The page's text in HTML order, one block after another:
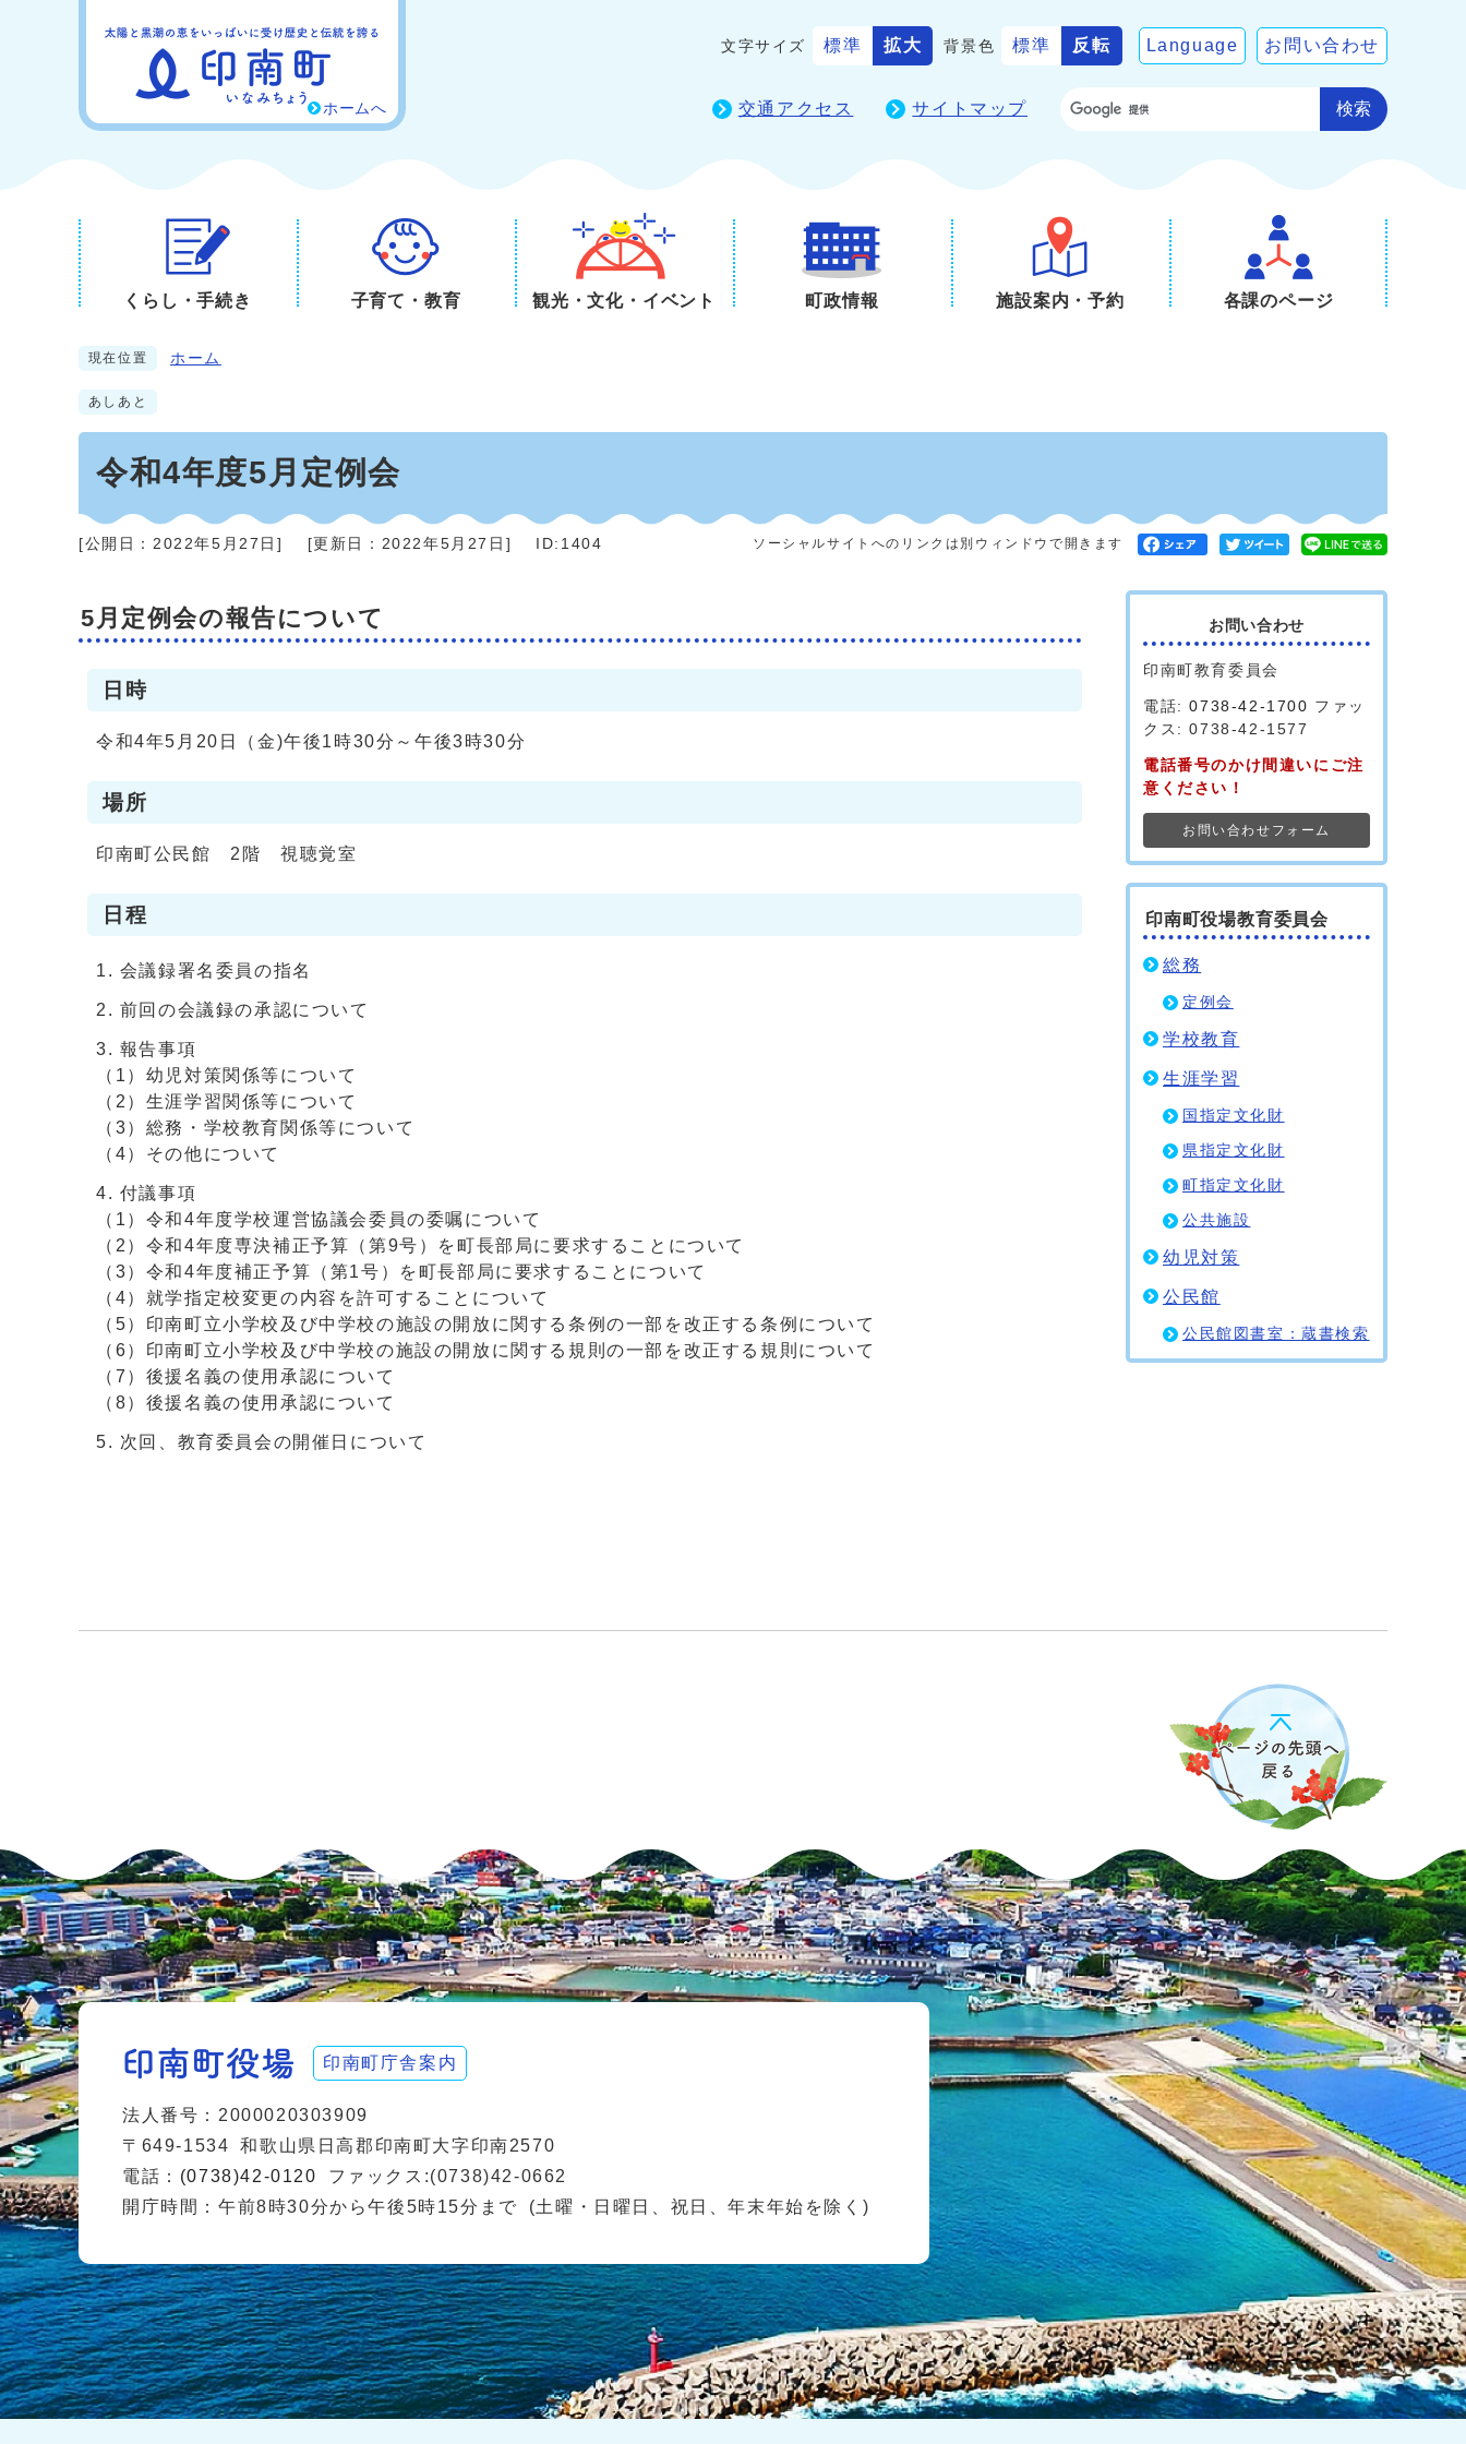
ホームへ
文字サイズ 標準 拡大 背景色 標準 反転 Language お問い合わせ
交通アクセス サイトマップ 検索
くらし・手続き 子育て・教育 観光・文化・イベント 町政情報 施設案内・予約 各課のページ
現在位置 ホーム
あしあと
令和4年度5月定例会
[公開日： 2022年5月27日 ] [更新日： 2022年5月27日 ] ID:1404 ソーシャルサイトへのリンクは別ウィンドウで開きます
5月定例会の報告について
日時
令和4年5月20日（金)午後1時30分～午後3時30分
場所
印南町公民館 2階 視聴覚室
日程
会議録署名委員の指名
前回の会議録の承認について
報告事項
（1）幼児対策関係等について
（2）生涯学習関係等について
（3）総務・学校教育関係等について
（4）その他について
付議事項
（1）令和4年度学校運営協議会委員の委嘱について
（2）令和4年度専決補正予算（第9号）を町長部局に要求することについて
（3）令和4年度補正予算（第1号）を町長部局に要求することについて
（4）就学指定校変更の内容を許可することについて
（5）印南町立小学校及び中学校の施設の開放に関する条例の一部を改正する条例について
（6）印南町立小学校及び中学校の施設の開放に関する規則の一部を改正する規則について
（7）後援名義の使用承認について
（8）後援名義の使用承認について
次回、教育委員会の開催日について
お問い合わせ
印南町教育委員会
電話:0738-42-1700 ファッ
クス: 0738-42-1577
電話番号のかけ間違いにご注
意ください！
お問い合わせフォーム
印南町役場教育委員会
総務
定例会
学校教育
生涯学習
国指定文化財
県指定文化財
町指定文化財
公共施設
幼児対策
公民館
公民館図書室：蔵書検索
印南町庁舎案内
法人番号：2000020303909
〒649-1534
和歌山県日高郡印南町大字印南2570
電話： (0738)42-0120
ファックス:(0738)42-0662
開庁時間：午前8時30分から午後5時15分まで
(土曜・日曜日、祝日、年末年始を除く)